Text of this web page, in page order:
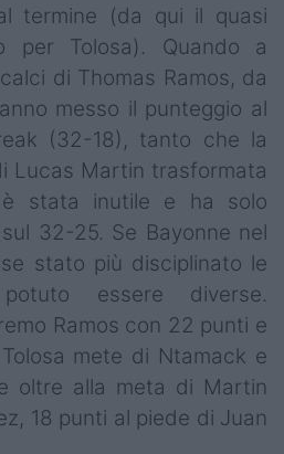
termine (da qui il quasi
per Tolosa). Quando a
di Thomas Ramos, da
messo il punteggio al
(32-18), tanto che la
Lucas Martin trasformata
stata inutile e ha solo
32-25. Se Bayonne nel
stato più disciplinato le
essere diverse.
Ramos con 22 punti e
mete di Ntamack e
oltre alla meta di Martin
18 punti al piede di Juan